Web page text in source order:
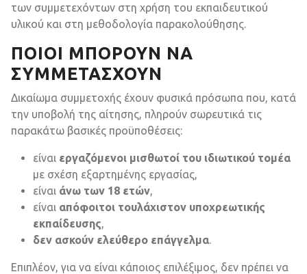
των συμμετεχόντων στη χρήση του εκπαιδευτικού
υλικού και στη μεθοδολογία παρακολούθησης.
ΠΟΙΟΙ ΜΠΟΡΟΎΝ ΝΑ
ΣΥΜΜΕΤΆΣΧΟΥΝ
Δικαίωμα συμμετοχής έχουν φυσικά πρόσωπα που, κατά
την υποβολή της αίτησης, πληρούν σωρευτικά τις
παρακάτω βασικές προϋποθέσεις:
είναι εργαζόμενοι μισθωτοί του ιδιωτικού τομέα
με σχέση εξαρτημένης εργασίας,
είναι άνω των 18 ετών,
είναι απόφοιτοι τουλάχιστον υποχρεωτικής
εκπαίδευσης,
δεν ασκούν ελεύθερο επάγγελμα.
Επιπλέον, για να είναι κάποιος επιλέξιμος, δεν πρέπει να